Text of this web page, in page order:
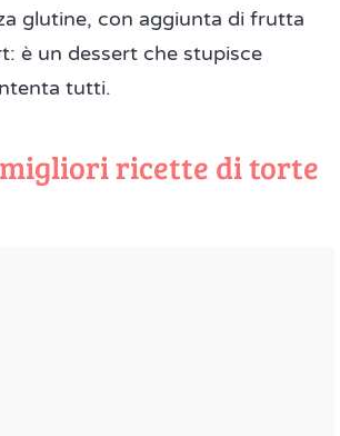
glutine, con aggiunta di frutta
è un dessert che stupisce
tutti.
ricette di torte